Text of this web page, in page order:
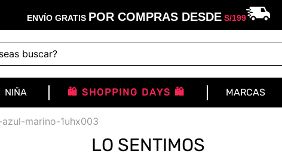
ENVÍO GRATIS POR COMPRAS DESDES/199
buscar?
NIÑA 🛍️ SHOPPING DAYS 🛍️ MARCAS
marino-1uhx003
LO SENTIMOS